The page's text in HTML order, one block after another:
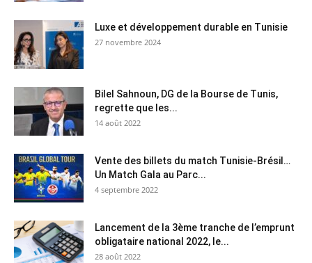
Luxe et développement durable en Tunisie
27 novembre 2024
Bilel Sahnoun, DG de la Bourse de Tunis,
regrette que les...
14 août 2022
Vente des billets du match Tunisie-Brésil…
Un Match Gala au Parc...
4 septembre 2022
Lancement de la 3ème tranche de l’emprunt
obligataire national 2022, le...
28 août 2022